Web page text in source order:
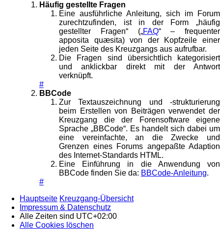
Häufig gestellte Fragen
Eine ausführliche Anleitung, sich im Forum
zurechtzufinden, ist in der Form „häufig
gestellter Fragen“ („FAQ“ – frequenter
apposita quæsita) von der Kopfzeile einer
jeden Seite des Kreuzgangs aus aufrufbar.
Die Fragen sind übersichtlich kategorisiert
und anklickbar direkt mit der Antwort
verknüpft.
#
BBCode
Zur Textauszeichnung und -strukturierung
beim Erstellen von Beiträgen verwendet der
Kreuzgang die der Forensoftware eigene
Sprache „BBCode“. Es handelt sich dabei um
eine vereinfachte, an die Zwecke und
Grenzen eines Forums angepaßte Adaption
des Internet-Standards HTML.
Eine Einführung in die Anwendung von
BBCode finden Sie da: BBCode-Anleitung.
#
Hauptseite Kreuzgang-Übersicht
Impressum & Datenschutz
Alle Zeiten sind UTC+02:00
Alle Cookies löschen